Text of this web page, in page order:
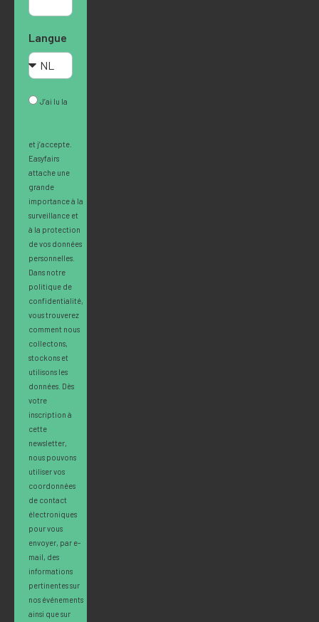
Langue
J’ai lu la
et j’accepte.
Easyfairs
attache une
grande
importance à la
surveillance et
à la protection
de vos données
personnelles.
Dans notre
politique de
confidentialité,
vous trouverez
comment nous
collectons,
stockons et
utilisons les
données. Dès
votre
inscription à
cette
newsletter,
nous pouvons
utiliser vos
coordonnées
de contact
électroniques
pour vous
envoyer, par e-
mail, des
informations
pertinentes sur
nos événements
ainsi que sur